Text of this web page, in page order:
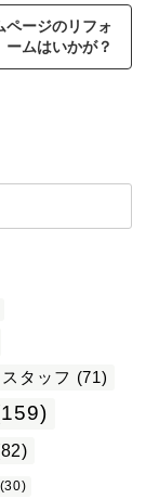
ページのリフォ
ームはいかが？
スタッフ (71)
(30)